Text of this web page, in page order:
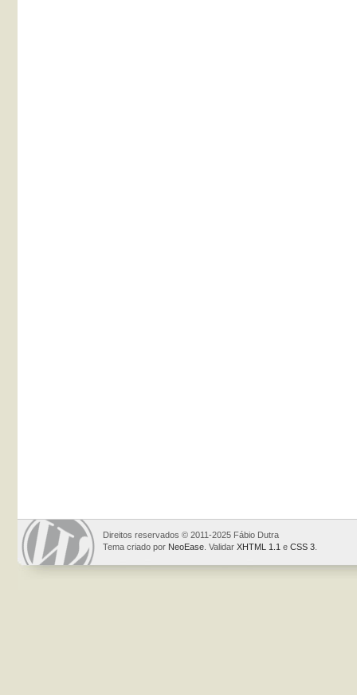
Direitos reservados © 2011-2025 Fábio Dutra
Tema criado por NeoEase . Validar XHTML 1.1 e CSS 3